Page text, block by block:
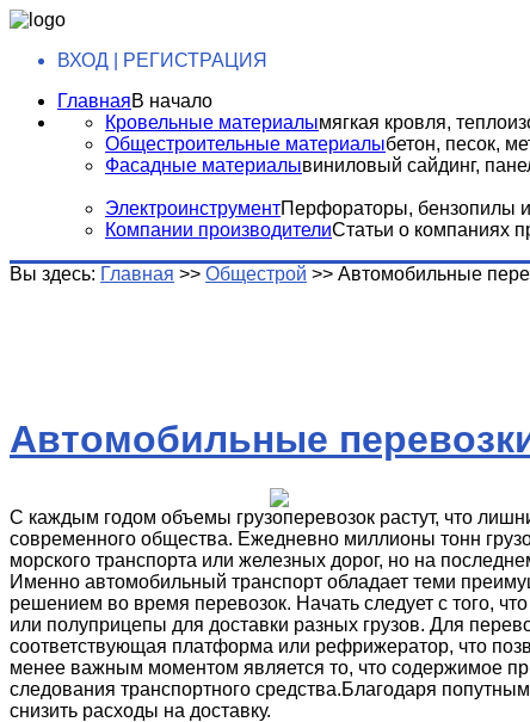
ВХОД | РЕГИСТРАЦИЯ
ГлавнаяВ начало
Кровельные материалымягкая кровля,
Общестроительные материалыбетон, песок,
Фасадные материалывиниловый сайдинг,
ЭлектроинструментПерфораторы, бензопилы и
Компании производителиСтатьи о компаниях
Вы здесь: Главная >> Общестрой >> Автомобильные
Автомобильные
С каждым годом объемы грузоперевозок растут, что
современного общества. Ежедневно миллионы тонн
морского транспорта или железных дорог, но на
Именно автомобильный транспорт обладает теми
решением во время перевозок. Начать следует с того,
или полуприцепы для доставки разных грузов. Для
соответствующая платформа или рефрижератор, что
менее важным моментом является то, что содержимое
следования транспортного средства.Благодаря
снизить расходы на доставку.